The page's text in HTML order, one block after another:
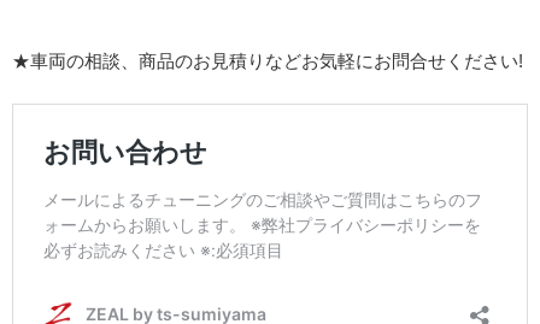
★車両の相談、商品のお見積りなどお気軽にお問合せください!